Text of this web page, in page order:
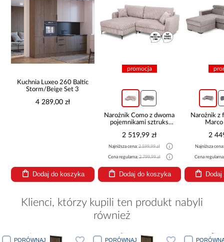
Kuchnia Luxeo 260 Baltic
Storm/Beige Set 3
4 289,00 zł
Dodaj do koszyka
promocja
Narożnik Como z dwoma
pojemnikami sztruks
2 519,99 zł
Najniższa cena:2 599,99 zł
Cena regularna:2 799,99 zł
Dodaj do koszyka
Narożnik z
2
Najniższa
Cena
Klienci, którzy kupili ten produkt nabyli
również
PORÓWNAJ PORÓWNAJ